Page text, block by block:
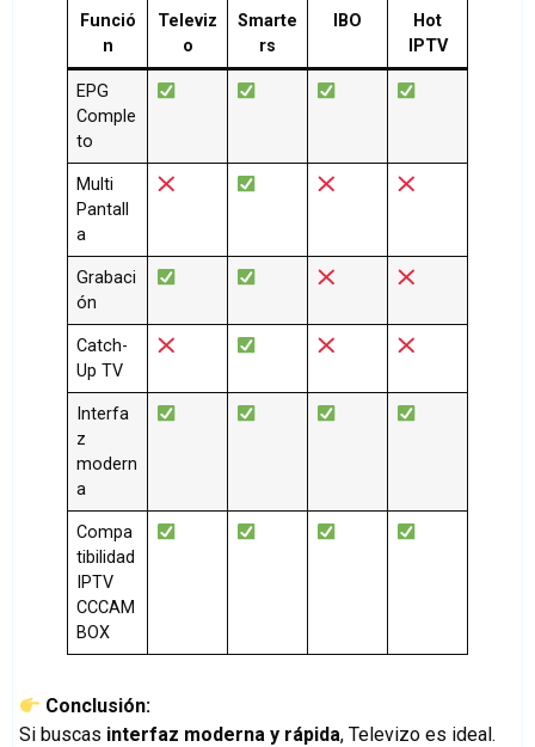
Funció
n
Televiz
o
Smarte
rs
IBO
Hot
IPTV
EPG
Comple
to
Multi
Pantall
a
Grabaci
ón
Catch-
Up TV
Interfa
z
modern
a
Compa
tibilidad
IPTV
CCCAM
BOX
Conclusión:
Si buscas interfaz moderna y rápida, Televizo es ideal.